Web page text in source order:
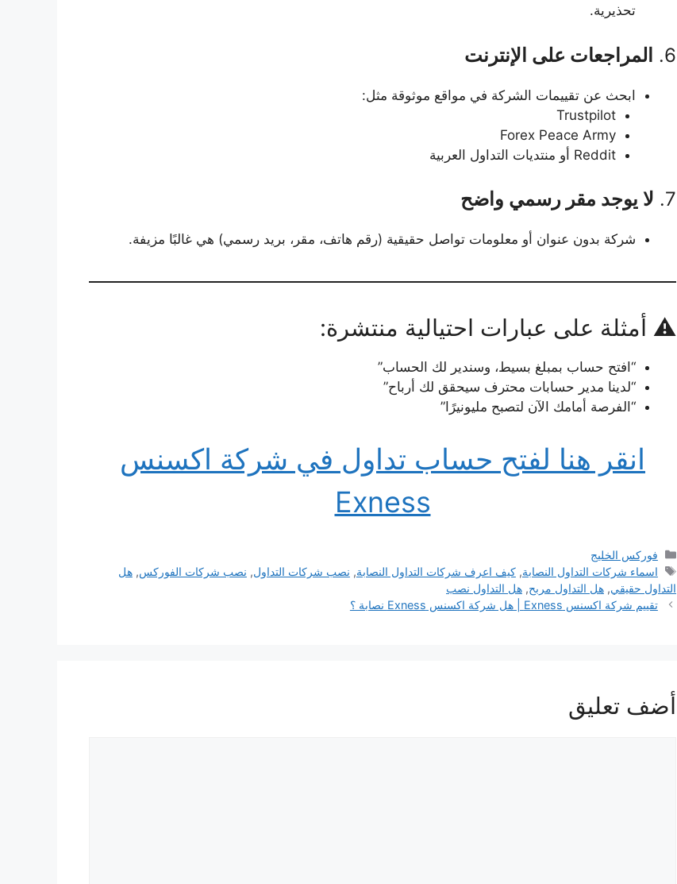
تحذيرية.
6. المراجعات على الإنترنت
ابحث عن تقييمات الشركة في مواقع موثوقة مثل:
Trustpilot
Forex Peace Army
Reddit أو منتديات التداول العربية
7. لا يوجد مقر رسمي واضح
شركة بدون عنوان أو معلومات تواصل حقيقية (رقم هاتف، مقر، بريد رسمي) هي غالبًا مزيفة.
⚠️ أمثلة على عبارات احتيالية منتشرة:
“افتح حساب بمبلغ بسيط، وسندير لك الحساب”
“لدينا مدير حسابات محترف سيحقق لك أرباح”
“الفرصة أمامك الآن لتصبح مليونيرًا”
انقر هنا لفتح حساب تداول في شركة اكسنس
Exness
التصنيفات
فوركس الخليج
الوسوم
اسماء شركات التداول النصابة,كيف اعرف شركات التداول النصابة, نصب شركات التداول, نصب شركات الفوركس,هل
التداول حقيقي, هل التداول مربح, هل التداول نصب
تقييم شركة اكسنس Exness | هل شركة اكسنس Exness نصابة ؟
أضف تعليق